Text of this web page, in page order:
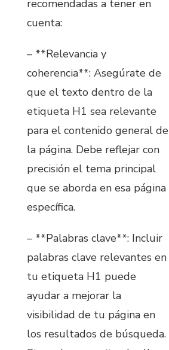
recomendadas a tener en
cuenta:
– **Relevancia y
coherencia**: Asegúrate de
que el texto dentro de la
etiqueta H1 sea relevante
para el contenido general de
la página. Debe reflejar con
precisión el tema principal
que se aborda en esa página
específica.
– **Palabras clave**: Incluir
palabras clave relevantes en
tu etiqueta H1 puede
ayudar a mejorar la
visibilidad de tu página en
los resultados de búsqueda.